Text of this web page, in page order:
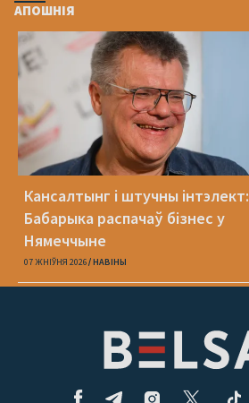
АПОШНІЯ
Кансалтынг і штучны інтэлект:
Бабарыка распачаў бізнес у
Нямеччыне
07 ЖНІЎНЯ 2026 НАВІНЫ